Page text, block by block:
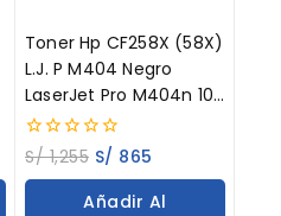
Toner Hp CF258X (58X)
L.J. P M404 Negro
LaserJet Pro M404n 10K
Paginas
0
out
of
S/1,255 S/ 865
Añadir Al